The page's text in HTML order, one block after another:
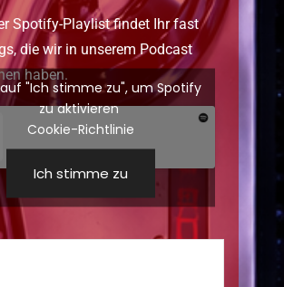
Spotify-Playlist findet Ihr fast
die wir in unserem Podcast
haben.
"Ich stimme zu", um Spotify
zu aktivieren
Cookie-Richtlinie
Ich stimme zu